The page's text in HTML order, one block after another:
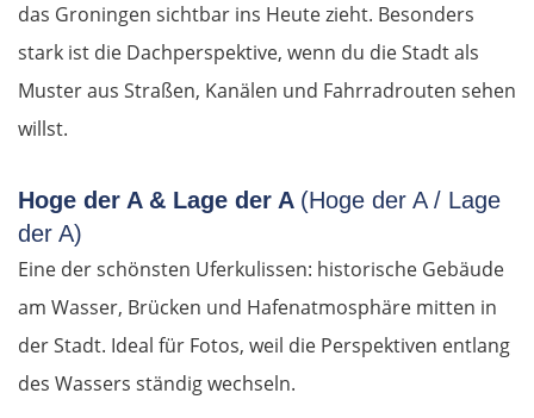
das Groningen sichtbar ins Heute zieht. Besonders
stark ist die Dachperspektive, wenn du die Stadt als
Muster aus Straßen, Kanälen und Fahrradrouten sehen
willst.
Hoge der A & Lage der A (Hoge der A / Lage
der A)
Eine der schönsten Uferkulissen: historische Gebäude
am Wasser, Brücken und Hafenatmosphäre mitten in
der Stadt. Ideal für Fotos, weil die Perspektiven entlang
des Wassers ständig wechseln.